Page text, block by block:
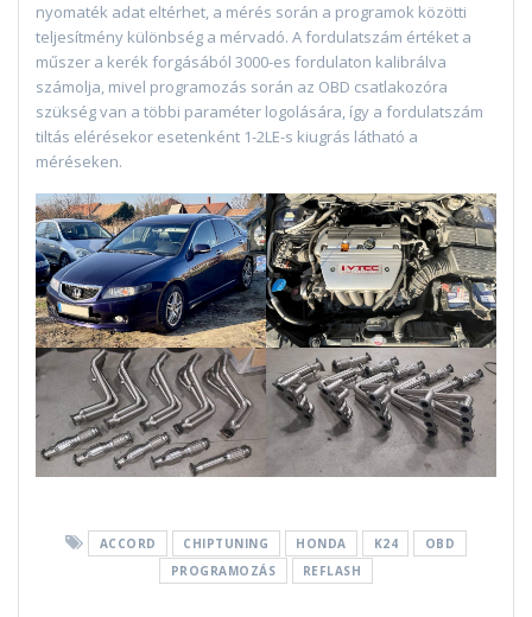
nyomaték adat eltérhet, a mérés során a programok közötti
teljesítmény különbség a mérvadó. A fordulatszám értéket a
műszer a kerék forgásából 3000-es fordulaton kalibrálva
számolja, mivel programozás során az OBD csatlakozóra
szükség van a többi paraméter logolására, így a fordulatszám
tiltás elérésekor esetenként 1-2LE-s kiugrás látható a
méréseken.
ACCORD CHIPTUNING HONDA K24
OBD
PROGRAMOZÁS
REFLASH